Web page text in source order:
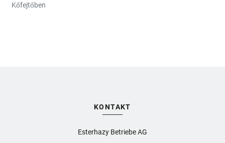
Kőfejtőben
KONTAKT
Esterhazy Betriebe AG